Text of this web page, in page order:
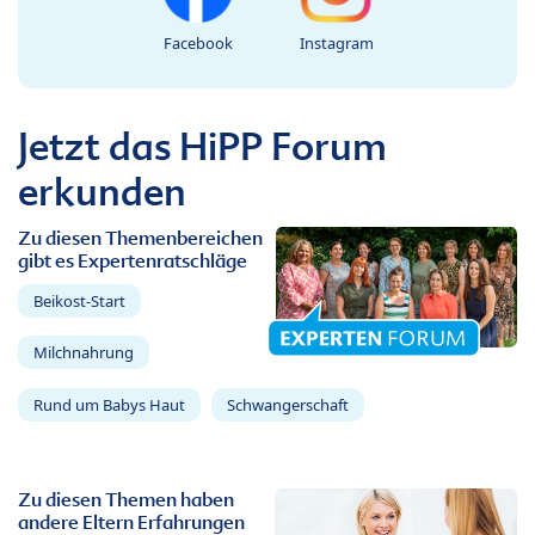
Facebook Instagram
Jetzt das HiPP Forum
erkunden
Zu diesen Themenbereichen
gibt es Expertenratschläge
Beikost-Start
Milchnahrung
Rund um Babys Haut Schwangerschaft
Zu diesen Themen haben
andere Eltern Erfahrungen